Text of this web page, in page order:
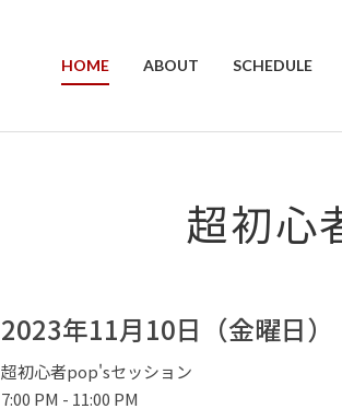
HOME ABOUT SCHEDULE
超初心
2023年11月10日（金曜日）
超初心者pop'sセッション
7:00 PM - 11:00 PM